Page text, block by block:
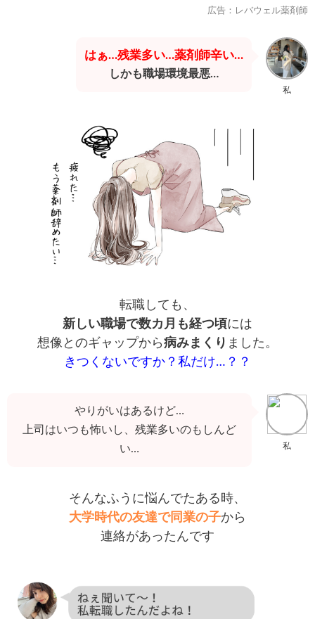
広告：レバウェル薬剤師
私
はぁ…残業多い…薬剤師辛い…
しかも職場環境最悪…
転職しても、
新しい職場で数カ月も経つ頃には
想像とのギャップから病みまくり ました。
きつくないですか？私だけ…？？
私
やりがいはあるけど…
上司はいつも怖いし、残業多いのもしんど
い…
そんなふうに悩んでたある時、
大学時代の友達で同業の子から
連絡があったんです